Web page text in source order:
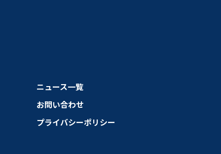
ニュース一覧
お問い合わせ
プライバシーポリシー